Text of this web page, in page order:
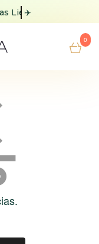
Lietuvoje
✈️
0